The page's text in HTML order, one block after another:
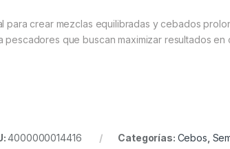
para crear mezclas equilibradas y cebados
pescadores que buscan maximizar resultados en
4000000014416 Categorías: Cebos,